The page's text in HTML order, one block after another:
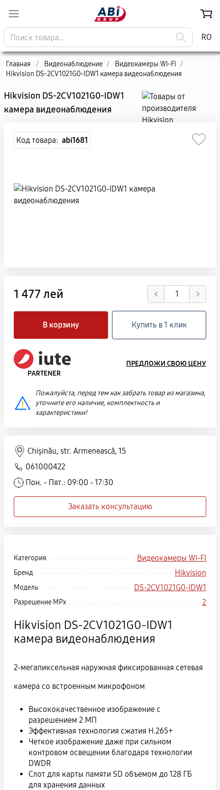
RO
Главная / Видеонаблюдение / Видеокамеры WI-FI
/
Hikvision DS-2CV1021G0-IDW1 камера видеонаблюдения
Hikvision DS-2CV1021G0-IDW1
камера видеонаблюдения
Код товара: abi1681
Категория Видеокамеры WI-FI
Бренд Hikvision
Модель DS-2CV1021G0-IDW1
Разрешение MPx 2
Hikvision DS-2CV1021G0-IDW1
камера видеонаблюдения
2-мегапиксельная наружная фиксированная сетевая
камера со встроенным микрофоном
Высококачественное изображение с
разрешением 2 МП
Эффективная технология сжатия H.265+
Четкое изображение даже при сильном
контровом освещении благодаря технологии
DWDR
Слот для карты памяти SD объемом до 128 ГБ
для хранения данных
1 477 лей
В корзину Купить в 1 клик
PARTENER
ПРЕДЛОЖИ СВОЮ ЦЕНУ
Пожалуйста, перед тем как забрать товар из магазина,
уточните его наличие, комплектность и
характеристики!
Chișinău, str. Armenească, 15
061000422
Пон. - Пят.: 09:00 - 17:30
Заказать консультацию